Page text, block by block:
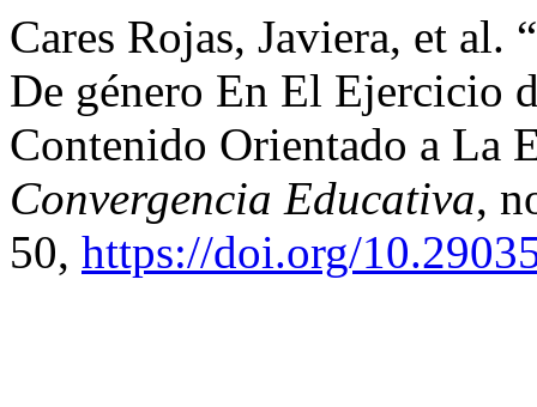
Cares Rojas, Javiera, et
De género En El Ejercicio
Contenido Orientado a La
Convergencia Educativa,
50, https://doi.org/